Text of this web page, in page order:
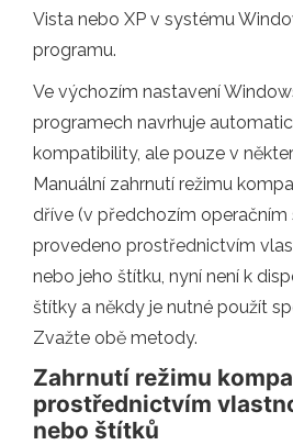
Vista nebo XP v systému
programu.
Ve výchozím nastavení
programech navrhuje
kompatibility, ale pouze v
Manuální zahrnutí režimu
dříve (v předchozím operačním
provedeno prostřednictvím
nebo jeho štítku, nyní není k
štítky a někdy je nutné použít
Zvažte obě metody.
Zahrnutí režimu
prostřednictvím
nebo štítků